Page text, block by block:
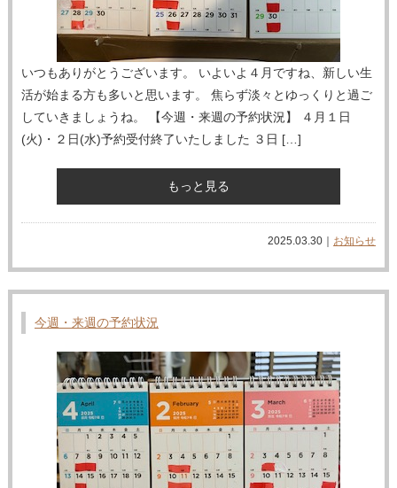
いつもありがとうございます。 いよいよ４月ですね、新しい生
活が始まる方も多いと思います。 焦らず淡々とゆっくりと過ご
していきましょうね。 【今週・来週の予約状況】 ４月１日
(火)・２日(水)予約受付終了いたしました ３日 […]
もっと見る
2025.03.30｜ お知らせ
今週・来週の予約状況